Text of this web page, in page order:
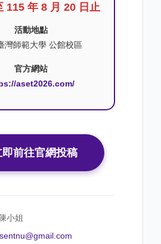
115 年 8 月 20 日止
活動地點
灣師範大學 公館校區
官方網站
aset2026.com/
即前往官網投稿
小姐